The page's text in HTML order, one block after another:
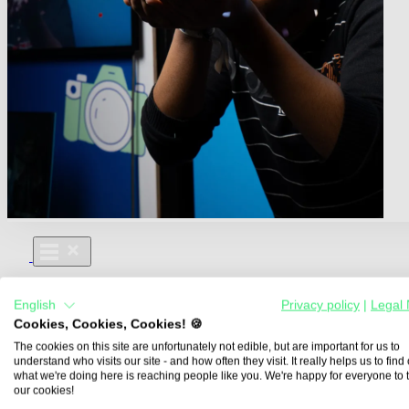
Aus- und Weiterbildungen
Für Lehre & Ausbildung
Media For You
Über Uns
English Privacy policy
Legal
Cookies, Cookies, Cookies! 🍪
The cookies on this site are unfortunately not edible, but are important for us to
understand who visits our site - and how often they visit. It really helps us to find
what we're doing here is reaching people like you. We're happy for everyone to
our cookies!